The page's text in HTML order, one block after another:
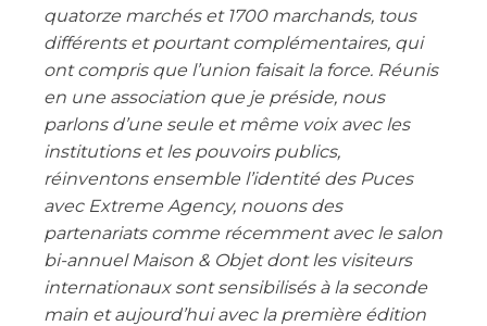
quatorze marchés et 1700 marchands, tous
différents et pourtant complémentaires, qui
ont compris que l’union faisait la force. Réunis
en une association que je préside, nous
parlons d’une seule et même voix avec les
institutions et les pouvoirs publics,
réinventons ensemble l’identité des Puces
avec Extreme Agency, nouons des
partenariats comme récemment avec le salon
bi-annuel Maison & Objet dont les visiteurs
internationaux sont sensibilisés à la seconde
main et aujourd’hui avec la première édition